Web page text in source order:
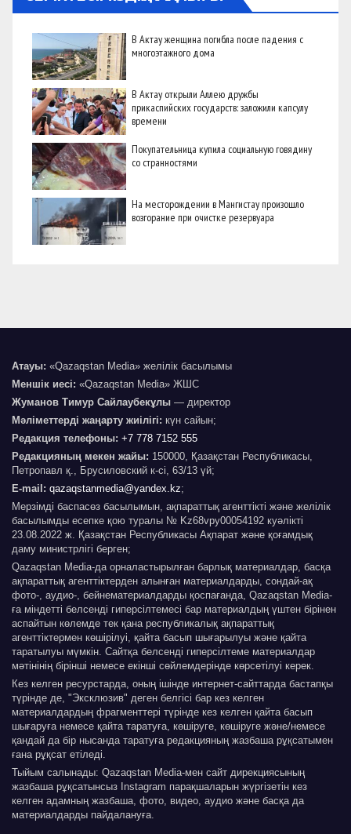
В Актау женщина погибла после падения с
многоэтажного дома
В Актау открыли Аллею дружбы
прикаспийских государств: заложили капсулу
времени
Покупательница купила социальную говядину
со странностями
На месторождении в Мангистау произошло
возгорание при очистке резервуара
Атауы: «Qazaqstan Media» желілік басылымы
Меншік иесі: «Qazaqstan Media» ЖШС
Жуманов Тимур Сайлаубекұлы — директор
Мәліметтерді жаңарту жиілігі: күн сайын;
Редакция телефоны: +7 778 7152 555
Редакцияның мекен жайы: 150000, Қазақстан Республикасы,
Петропавл қ., Брусиловский к-сі, 63/13 үй;
E-mail: qazaqstanmedia@yandex.kz;
Мерзімді баспасөз басылымын, ақпараттық агенттікті және желілік
басылымды есепке қою туралы № Kz68vpy00054192 куәлікті
23.08.2022 ж. Қазақстан Республикасы Ақпарат және қоғамдық
даму министрлігі берген;
Qazaqstan Media-да орналастырылған барлық материалдар, басқа
ақпараттық агенттіктерден алынған материалдарды, сондай-ақ
фото-, аудио-, бейнематериалдарды қоспағанда, Qazaqstan Media-
ға міндетті белсенді гиперсілтемесі бар материалдың үштен бірінен
аспайтын көлемде тек қана республикалық ақпараттық
агенттіктермен көшірілуі, қайта басып шығарылуы және қайта
таратылуы мүмкін. Сайтқа белсенді гиперсілтеме материалдар
мәтінінің бірінші немесе екінші сөйлемдерінде көрсетілуі керек.
Кез келген ресурстарда, оның ішінде интернет-сайттарда бастапқы
түрінде де, "Эксклюзив" деген белгісі бар кез келген
материалдардың фрагменттері түрінде кез келген қайта басып
шығаруға немесе қайта таратуға, көшіруге, көшіруге және/немесе
қандай да бір нысанда таратуға редакцияның жазбаша рұқсатымен
ғана рұқсат етіледі.
Тыйым салынады: Qazaqstan Media-мен сайт дирекциясының
жазбаша рұқсатынсыз Instagram парақшаларын жүргізетін кез
келген адамның жазбаша, фото, видео, аудио және басқа да
материалдарды пайдалануға.